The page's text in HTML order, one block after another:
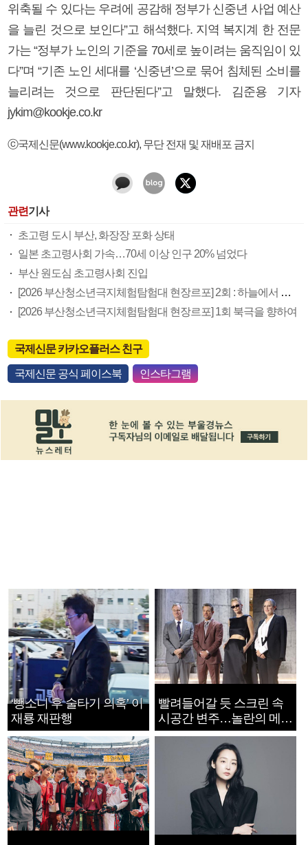
위축될 수 있다는 우려에 공감해 정부가 신중년 사업 예산
을 늘린 것으로 보인다”고 해석했다. 지역 복지계 한 전문
가는 “정부가 노인의 기준을 70세로 높이려는 움직임이 있
다”며 “기존 노인 세대를 ‘신중년’으로 묶어 침체된 소비를
늘리려는 것으로 판단된다”고 말했다. 김준용 기자
jykim@kookje.co.kr
ⓒ국제신문(www.kookje.co.kr), 무단 전재 및 재배포 금지
관련기사
초고령 도시 부산, 화장장 포화 상태
일본 초고령사회 가속…70세 이상 인구 20% 넘었다
부산 원도심 초고령사회 진입
[2026 부산청소년극지체험탐험대 현장르포] 2회 : 하늘에서 만난 얼음의 나라
[2026 부산청소년극지체험탐험대 현장르포] 1회 북극을 향하여
국제신문 카카오플러스 친구
국제신문 공식 페이스북 인스타그램
‘뺑소니 후 술타기 의혹’ 이
재룡 재판행
빨려들어갈 듯 스크린 속
시공간 변주…놀란의 메시
지는 ‘전쟁 속죄’